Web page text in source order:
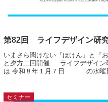
第82回 ライフデザイン研
いまさら聞けない『ほけん』と
と夕方二回開催 ライフデザ
は 令和８年１月７日 の水曜日
セミナー